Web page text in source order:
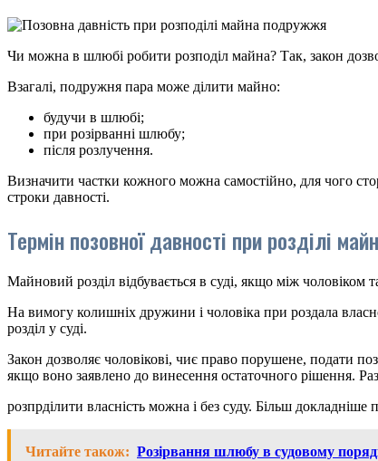
Чи можна в шлюбі робити розподіл майна? Так, закон
Взагалі, подружня пара може ділити майно:
будучи в шлюбі;
при розірванні шлюбу;
після розлучення.
Визначити частки кожного можна самостійно, для чого
строки давності.
Термін позовної давності при розділі
Майновий розділ відбувається в суді, якщо між
На вимогу колишніх дружини і чоловіка при роздала
розділ у суді.
Закон дозволяє чоловікові, чиє право порушене, подати
якщо воно заявлено до винесення остаточного рішення.
розпрділити власність можна і без суду. Більш докладніше
Читайте також: Розірвання шлюбу в судовому